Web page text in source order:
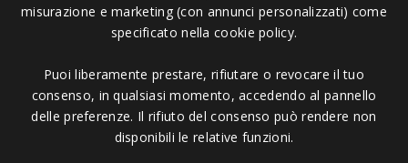
Copyright © 2006 - 2023 -
Massa MS - Tel 0585026137 - P.IVA 01151030457 - REA MS 117168
misurazione e marketing (con annunci personalizzati) come
specificato nella cookie policy.
Puoi liberamente prestare, rifiutare o revocare il tuo
consenso, in qualsiasi momento, accedendo al pannello
delle preferenze. Il rifiuto del consenso può rendere non
disponibili le relative funzioni.